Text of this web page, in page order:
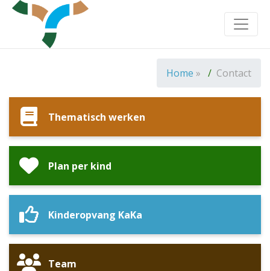
Home » Contact
Thematisch werken
Plan per kind
Kinderopvang KaKa
Team